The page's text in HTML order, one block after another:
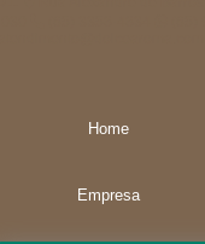
Home
Empresa